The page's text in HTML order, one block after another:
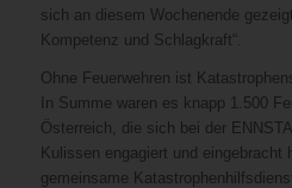
sich an diesem Wochenende
Kompetenz und Schlagkraft“.
Ohne Feuerwehren ist
In Summe waren es knapp 1.500
Österreich, die sich bei der
Kulissen engagiert und eingebracht
gemeinsame